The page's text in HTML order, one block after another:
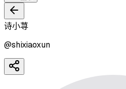
诗小荨
@shixiaoxun